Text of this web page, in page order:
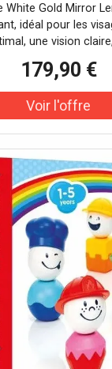
White Gold Mirror
idéal pour les
une vision
technologie
179,90 €